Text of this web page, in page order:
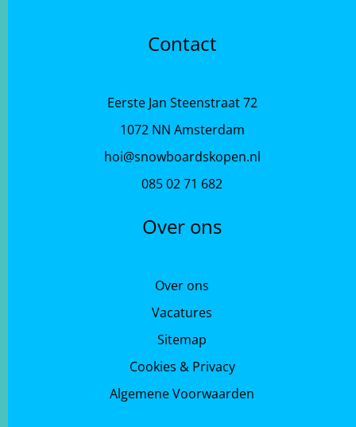
Contact
Eerste Jan Steenstraat 72
1072 NN Amsterdam
hoi@snowboardskopen.nl
085 02 71 682
Over ons
Over ons
Vacatures
Sitemap
Cookies & Privacy
Algemene Voorwaarden